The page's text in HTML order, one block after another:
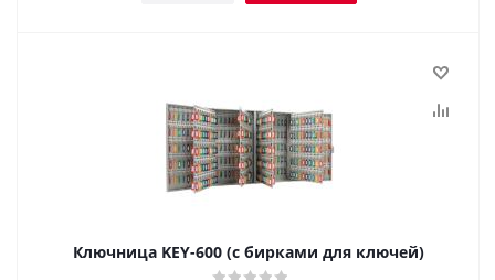
Ключница KEY-600 (с бирками для ключей)